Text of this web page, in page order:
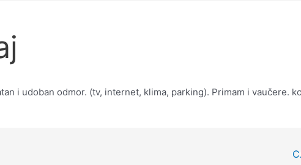
i udoban odmor. (tv, internet, klima, parking). Primam i vaučere.